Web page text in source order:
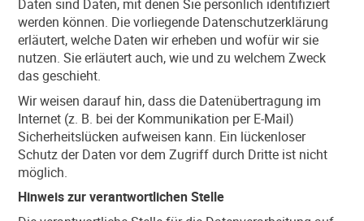
Daten sind Daten, mit denen Sie persönlich identifiziert
werden können. Die vorliegende Datenschutzerklärung
erläutert, welche Daten wir erheben und wofür wir sie
nutzen. Sie erläutert auch, wie und zu welchem Zweck
das geschieht.
Wir weisen darauf hin, dass die Datenübertragung im
Internet (z. B. bei der Kommunikation per E-Mail)
Sicherheitslücken aufweisen kann. Ein lückenloser
Schutz der Daten vor dem Zugriff durch Dritte ist nicht
möglich.
Hinweis zur verantwortlichen Stelle